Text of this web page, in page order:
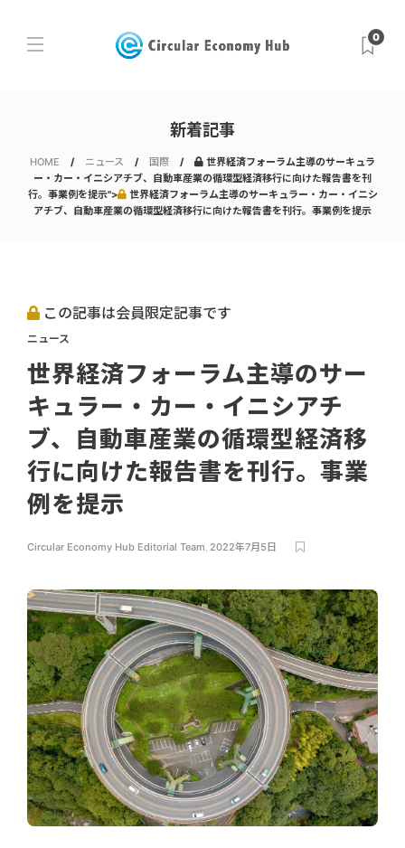
0
新着記事
HOME ニュース 国際
世界経済フォーラム主導のサーキュラ
ー・カー・イニシアチブ、自動車産業の循環型経済移行に向けた報告書を刊
行。事業例を提示">
世界経済フォーラム主導のサーキュラー・カー・イニシ
アチブ、自動車産業の循環型経済移行に向けた報告書を刊行。事業例を提示
この記事は会員限定記事です
ニュース
世界経済フォーラム主導のサー
キュラー・カー・イニシアチ
ブ、自動車産業の循環型経済移
行に向けた報告書を刊行。事業
例を提示
Circular Economy Hub Editorial Team, 2022年7月5日